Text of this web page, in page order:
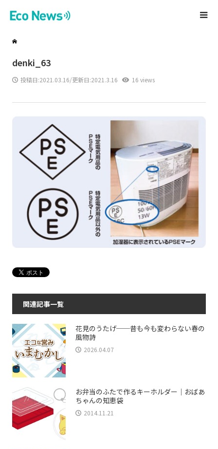
denki_63
投稿日:2021.03.16/更新日:2021.3.16 16 views
関連記事一覧
花見のうたげ──昔も今も変わらない春の
風物詩
2026.04.07
お弁当のふたで作るキーホルダー｜おばあ
ちゃんの知恵袋
2014.11.21